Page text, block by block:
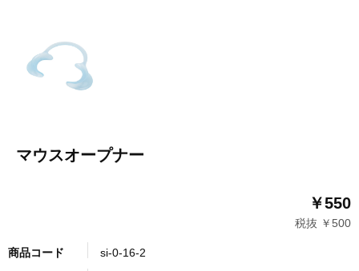
マウスオープナー
￥550
税抜 ￥500
商品コード si-0-16-2